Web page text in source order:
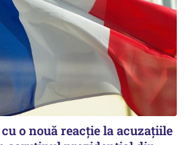
o nouă reacție la acuzațiile